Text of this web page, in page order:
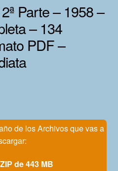
Parte – 1958 –
– 134
PDF –
de los Archivos que vas a
de 443 MB